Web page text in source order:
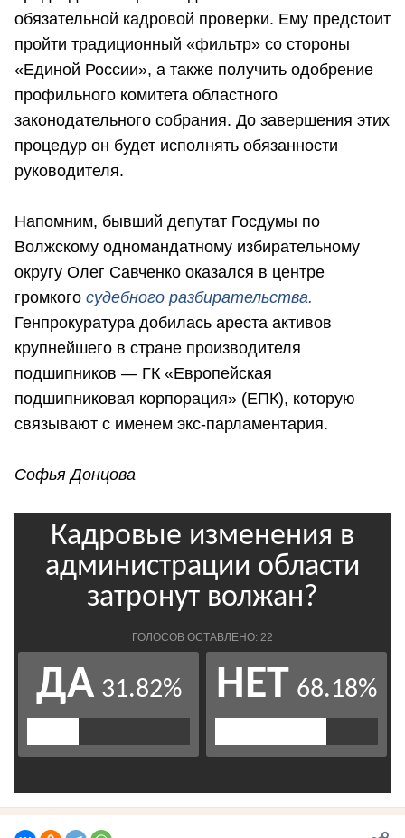
обязательной кадровой проверки. Ему предстоит
пройти традиционный «фильтр» со стороны
«Единой России», а также получить одобрение
профильного комитета областного
законодательного собрания. До завершения этих
процедур он будет исполнять обязанности
руководителя.
Напомним, бывший депутат Госдумы по
Волжскому одномандатному избирательному
округу Олег Савченко оказался в центре
громкого судебного разбирательства.
Генпрокуратура добилась ареста активов
крупнейшего в стране производителя
подшипников — ГК «Европейская
подшипниковая корпорация» (ЕПК), которую
связывают с именем экс-парламентария.
Софья Донцова